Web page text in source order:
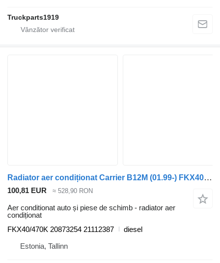
Truckparts1919
Radiator aer condiționat Carrier B12M (01.99-) FKX40/470K pentru autobuz Volvo B6, B7, B9, B10, B12 bus (1978-2011)
100,81 EUR ≈ 528,90 RON
Aer conditionat auto și piese de schimb - radiator aer
condiționat
FKX40/470K 20873254 21112387
diesel
Estonia, Tallinn